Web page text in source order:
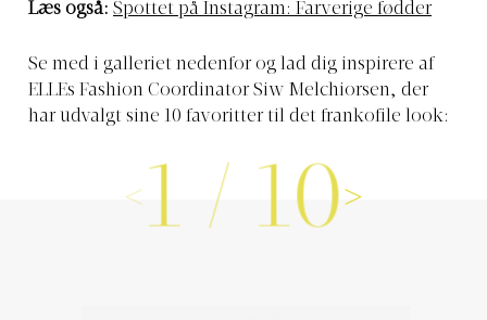
Læs også: Spottet på Instagram: Farverige fødder
Se med i galleriet nedenfor og lad dig inspirere af
ELLEs Fashion Coordinator Siw Melchiorsen, der
har udvalgt sine 10 favoritter til det frankofile look:
1 / 10